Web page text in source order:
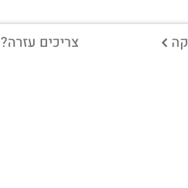
צריכים עזרה?